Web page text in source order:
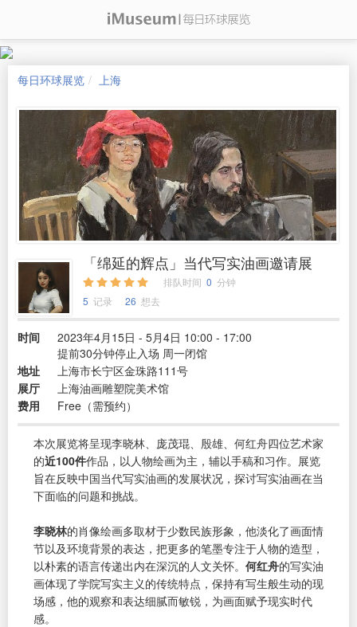
每日环球展览 上海
「绵延的辉点」当代写实油画邀请展
排队时间 0 分钟
5 记录 26 想去
时间
2023年4月15日 - 5月4日 10:00 - 17:00
提前30分钟停止入场 周一闭馆
地址
上海市长宁区金珠路111号
展厅
上海油画雕塑院美术馆
费用
Free（需预约）
本次展览将呈现李晓林、庞茂琨、殷雄、何红舟四位艺术家
的近100件作品，以人物绘画为主，辅以手稿和习作。展览
旨在反映中国当代写实油画的发展状况，探讨写实油画在当
下面临的问题和挑战。
李晓林的肖像绘画多取材于少数民族形象，他淡化了画面情
节以及环境背景的表达，把更多的笔墨专注于人物的造型，
以朴素的语言传递出内在深沉的人文关怀。 何红舟的写实油
画体现了学院写实主义的传统特点，保持有写生般生动的现
场感，他的观察和表达细腻而敏锐，为画面赋予现实时代
感。